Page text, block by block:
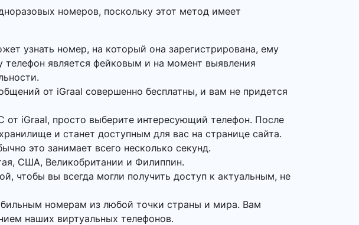
номеров, поскольку этот метод имеет
узнать номер, на который она зарегистрирована, ему
является фейковым и на момент выявления
от iGraal совершенно бесплатны, и вам не придется
iGraal, просто выберите интересующий телефон. После
и станет доступным для вас на странице сайта.
это занимает всего несколько секунд.
США, Великобритании и Филиппин.
чтобы вы всегда могли получить доступ к актуальным, не
номерам из любой точки страны и мира. Вам
наших виртуальных телефонов.